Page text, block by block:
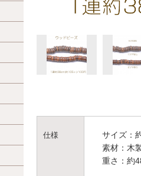
仕様
サイズ：
素材：木
重さ：約